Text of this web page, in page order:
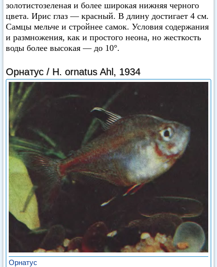
золотистозеленая и более широкая нижняя черного
цвета. Ирис глаз — красный. В длину достигает 4 см.
Самцы мельче и стройнее самок. Условия содержания
и размножения, как и простого неона, но жесткость
воды более высокая — до 10°.
Орнатус / Н. ornatus Ahl, 1934
Орнатус